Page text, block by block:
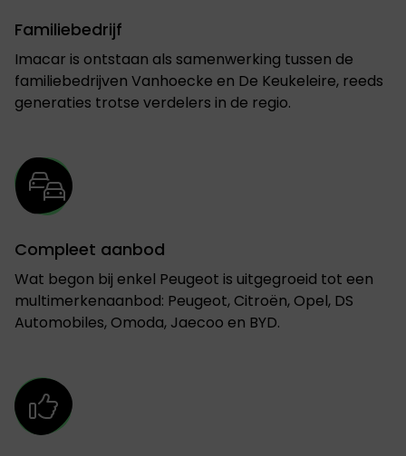
Familiebedrijf
Imacar is ontstaan als samenwerking tussen de
familiebedrijven Vanhoecke en De Keukeleire, reeds
generaties trotse verdelers in de regio.
Compleet aanbod
Wat begon bij enkel Peugeot is uitgegroeid tot een
multimerkenaanbod: Peugeot, Citroën, Opel, DS
Automobiles, Omoda, Jaecoo en BYD.